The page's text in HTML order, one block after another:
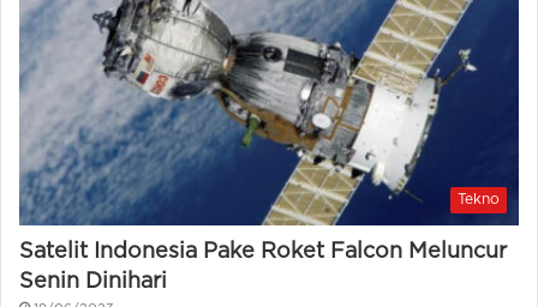
Tekno
Satelit Indonesia Pake Roket Falcon Meluncur
Senin Dinihari